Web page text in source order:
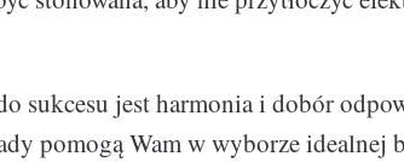
sukcesu jest harmonia i dobór
pomogą Wam w wyborze idealnej